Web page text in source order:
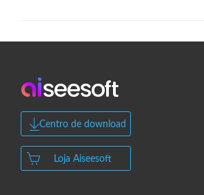
Centro de download
Loja Aiseesoft